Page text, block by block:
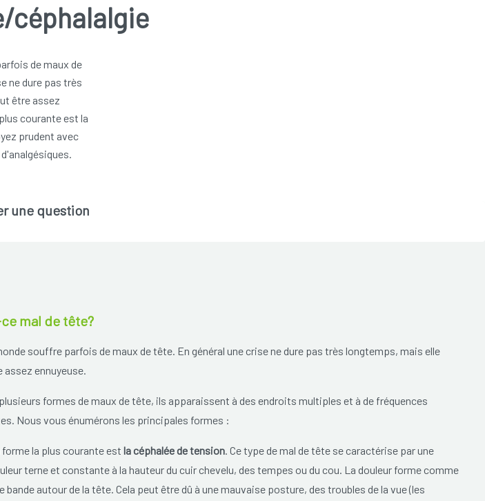
céphalalgie
de maux de
ne dure pas très
être assez
courante est la
prudent avec
une question
mal de tête?
souffre parfois de maux de tête. En général une crise ne dure pas très longtemps, mais elle
assez ennuyeuse.
formes de maux de tête, ils apparaissent à des endroits multiples et à de fréquences
Nous vous énumérons les principales formes :
forme la plus courante est la céphalée de tension. Ce type de mal de tête se caractérise par une
terne et constante à la hauteur du cuir chevelu, des tempes ou du cou. La douleur forme comme
bande autour de la tête. Cela peut être dû à une mauvaise posture, des troubles de la vue (les